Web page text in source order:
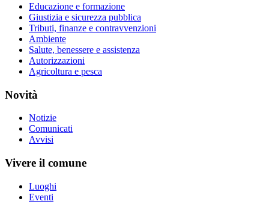
Educazione e formazione
Giustizia e sicurezza pubblica
Tributi, finanze e contravvenzioni
Ambiente
Salute, benessere e assistenza
Autorizzazioni
Agricoltura e pesca
Novità
Notizie
Comunicati
Avvisi
Vivere il comune
Luoghi
Eventi